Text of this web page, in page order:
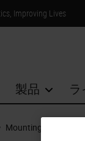
Improving Lives
製品
Mounting Media &